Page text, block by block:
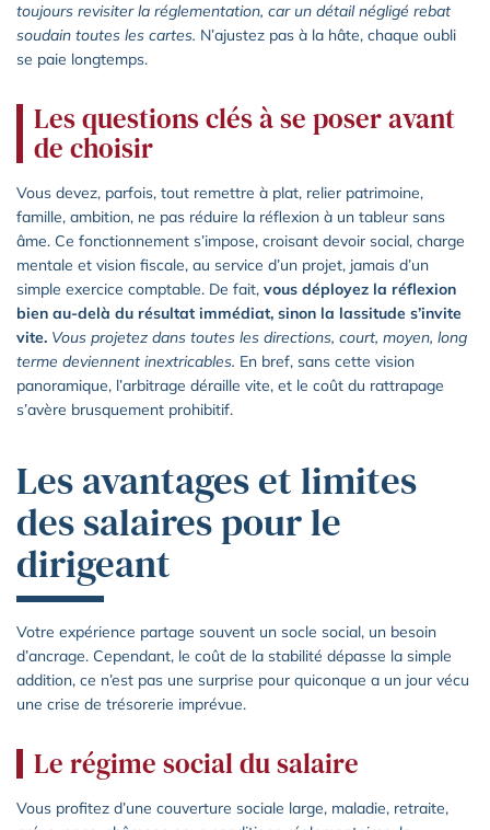
toujours revisiter la réglementation, car un détail négligé rebat
soudain toutes les cartes. N’ajustez pas à la hâte, chaque oubli
se paie longtemps.
Les questions clés à se poser avant
de choisir
Vous devez, parfois, tout remettre à plat, relier patrimoine,
famille, ambition, ne pas réduire la réflexion à un tableur sans
âme. Ce fonctionnement s’impose, croisant devoir social, charge
mentale et vision fiscale, au service d’un projet, jamais d’un
simple exercice comptable. De fait, vous déployez la réflexion
bien au-delà du résultat immédiat, sinon la lassitude s’invite
vite. Vous projetez dans toutes les directions, court, moyen, long
terme deviennent inextricables. En bref, sans cette vision
panoramique, l’arbitrage déraille vite, et le coût du rattrapage
s’avère brusquement prohibitif.
Les avantages et limites
des salaires pour le
dirigeant
Votre expérience partage souvent un socle social, un besoin
d’ancrage. Cependant, le coût de la stabilité dépasse la simple
addition, ce n’est pas une surprise pour quiconque a un jour vécu
une crise de trésorerie imprévue.
Le régime social du salaire
Vous profitez d’une couverture sociale large, maladie, retraite,